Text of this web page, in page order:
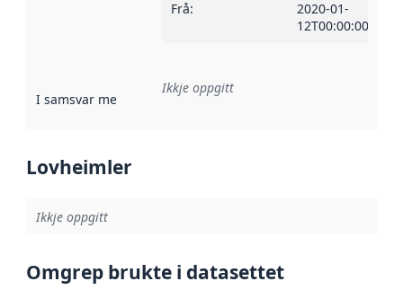
Frå:
2020-01-
12T00:00:00Z
I samsvar med Referanse til ei implementeringsregel eller
Ikkje oppgitt
Lovheimler
Ikkje oppgitt
Omgrep brukte i datasettet